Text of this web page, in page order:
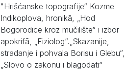
"Hrišćanske topografije“ Kozme
Indikoplova, hronikā, „Hod
Bogorodice kroz mučilište“ i izbor
apokrifā, „Fiziolog“.„Skazanije,
stradanje i pohvala Borisu i Glebu“,
„Slovo o zakonu i blagodati“